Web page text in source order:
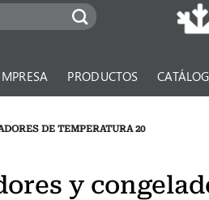
PRODUCTOS
DE TEMPERATURA 20
y